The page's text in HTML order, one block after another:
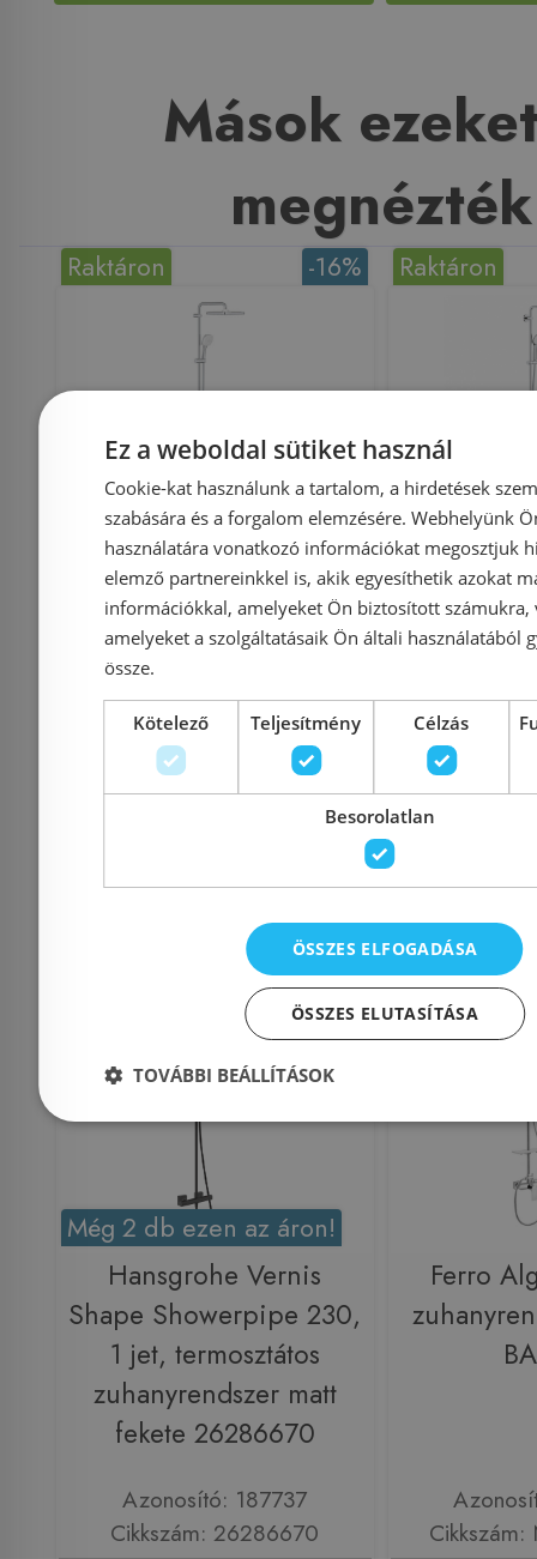
Mások
megnézték
-16%
Raktáron
Grohe Tempesta System
250 Cube termosztátos
zuhanyrendszer, króm
26689001
Azonosító: 211026
Cikkszám: 26689001
Kosárba
Raktáron
Grohe
-34%
Még 2 db ezen az áron!
Hansgrohe Vernis
Shape Showerpipe 230,
1 jet, termosztátos
zuhanyrendszer matt
fekete 26286670
Azonosító: 187737
Cikkszám: 26286670
Raktáron
Ferro
Cikkszám:
Ez a weboldal sütiket használ
Cookie-kat használunk a tartalom, a hirdetések
szabására és a forgalom elemzésére. Webhelyünk
használatára vonatkozó információkat megosztjuk
elemző partnereinkkel is, akik egyesíthetik azokat
információkkal, amelyeket Ön biztosított számukra,
amelyeket a szolgáltatásaik Ön általi használatából
össze.
Kötelező Teljesítmény Célzás
Besorolatlan
ÖSSZES ELFOGADÁSA
ÖSSZES ELUTASÍTÁSA
TOVÁBBI BEÁLLÍTÁSOK